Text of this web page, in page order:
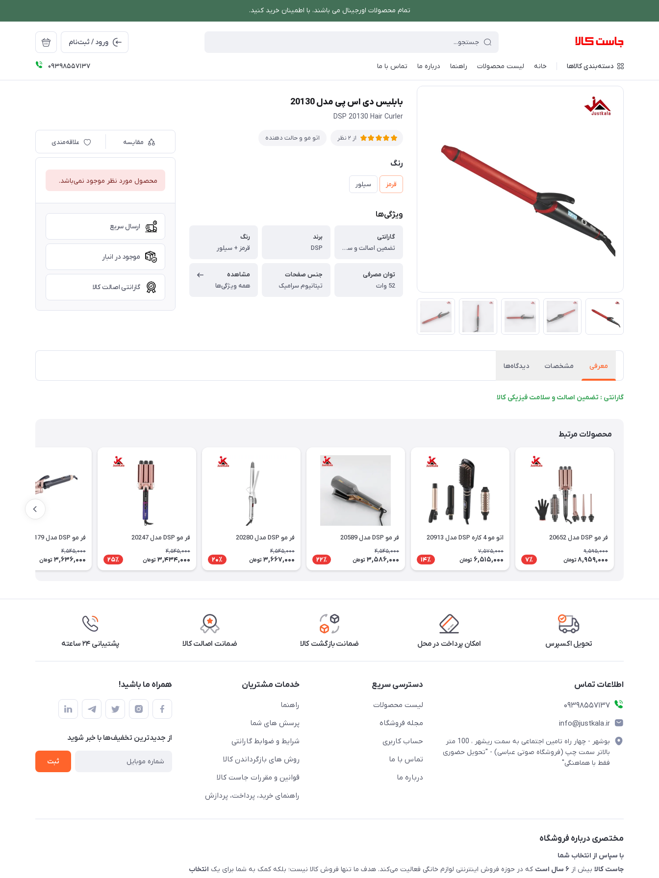
تمام محصولات اورجینال می باشند، با اطمینان خرید کنید.
ورود / ثبت‌نام
دسته‌بندی کالاها خانه لیست محصولات راهنما درباره ما تماس با ما 09398557137
فروشگاه اینترنتی جاست کالا لوازم شخصی برقی / اتو مو و حالت دهنده بابلیس دی اس پی مدل 20130
بابلیس دی اس پی مدل 20130
DSP 20130 Hair Curler
از 2 نظر اتو مو و حالت دهنده
رنگ
قرمز سیلور
ویژگی‌ها
گارانتی
تضمین اصالت و سلامت فیزیکی کالا
برند
DSP
رنگ
قرمز + سیلور
توان مصرفی
52 وات
جنس صفحات
تیتانیوم سرامیک
مشاهده
همه ویژگی‌ها
مقایسه علاقه‌مندی
محصول مورد نظر موجود نمی‌باشد.
ارسال سریع
موجود در انبار
گارانتی اصالت کالا
معرفی مشخصات دیدگاه‌ها
گارانتی : تضمین اصالت و سلامت فیزیکی کالا
محصولات مرتبط
فر مو DSP مدل 20652
9,595,000
8,959,000 تومان 7٪
اتو مو 4 کاره DSP مدل 20913
7,575,000
6,515,000 تومان 14٪
فر مو DSP مدل 20589
4,545,000
3,586,000 تومان 22٪
فر مو DSP مدل 20280
4,545,000
3,667,000 تومان 20٪
فر مو DSP مدل 20247
4,545,000
3,434,000 تومان 25٪
فر مو DSP مدل 20179
4,545,000
3,636,000 تومان
تحویل اکسپرس امکان پرداخت در محل ضمانت بازگشت کالا ضمانت اصالت کالا پشتیبانی ۲۴ ساعته
اطلاعات تماس
09398557137
info@justkala.ir
بوشهر - چهار راه تامین اجتماعی به سمت ریشهر ، 100 متر
بالاتر سمت چپ (فروشگاه صوتی عباسی) - "تحویل حضوری
فقط با هماهنگی"
دسترسی سریع
لیست محصولات
مجله فروشگاه
حساب کاربری
تماس با ما
درباره ما
خدمات مشتریان
راهنما
پرسش های شما
شرایط و ضوابط گارانتی
روش های بازگرداندن کالا
قوانین و مقررات جاست کالا
راهنمای خرید، پرداخت، پردازش
همراه ما باشید!
از جدید‌ترین تخفیف‌ها با‌ خبر شوید
ثبت
مختصری درباره فروشگاه
با سپاس از انتخاب شما
جاست کالا بیش از ۶ سال است که در حوزه فروش اینترنتی لوازم خانگی فعالیت می‌کند. هدف ما تنها فروش کالا نیست؛ بلکه کمک به شما برای یک انتخاب